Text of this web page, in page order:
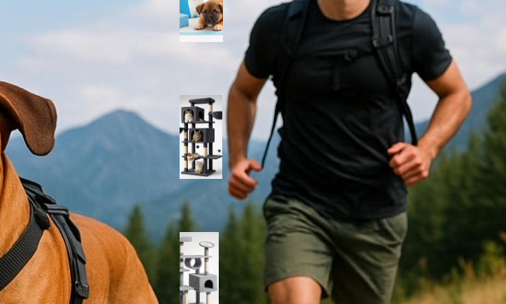
Feandrea albero per gatti 190
cm con amaca e grotte: torre
gigante in sconto su Amazon
PawHut albero tiragraffi a
colonna 165 cm, graffiatoio
alto per gatti a prezzo
imperdibile su Amazon